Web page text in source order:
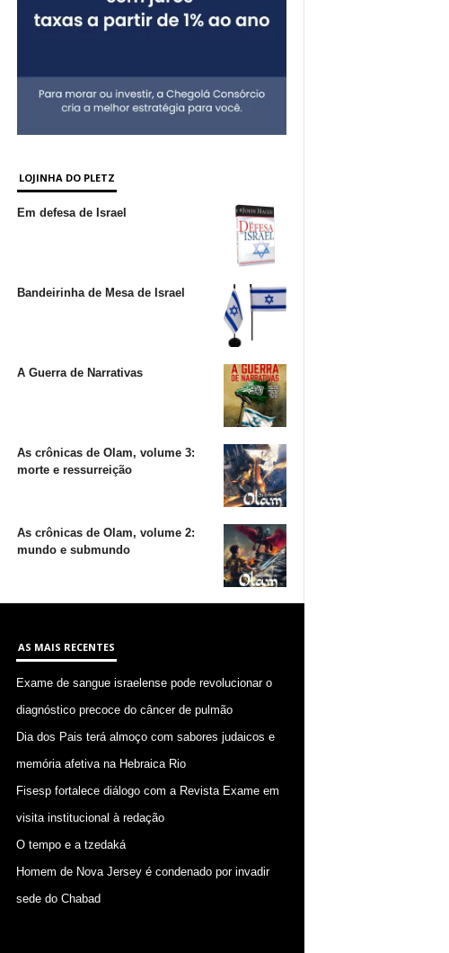
LOJINHA DO PLETZ
Em defesa de Israel
Bandeirinha de Mesa de Israel
A Guerra de Narrativas
As crônicas de Olam, volume 3:
morte e ressurreição
As crônicas de Olam, volume 2:
mundo e submundo
AS MAIS RECENTES
Exame de sangue israelense pode revolucionar o
diagnóstico precoce do câncer de pulmão
Dia dos Pais terá almoço com sabores judaicos e
memória afetiva na Hebraica Rio
Fisesp fortalece diálogo com a Revista Exame em
visita institucional à redação
O tempo e a tzedaká
Homem de Nova Jersey é condenado por invadir
sede do Chabad